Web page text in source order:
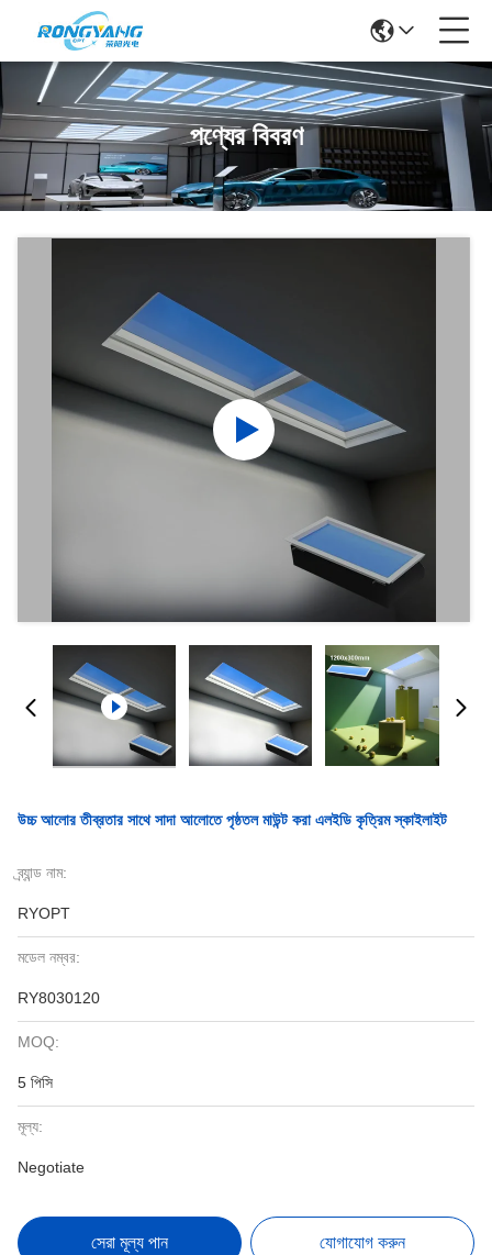
পণ্যের বিবরণ
উচ্চ আলোর তীব্রতার সাথে সাদা আলোতে পৃষ্ঠতল মাউন্ট করা এলইডি কৃত্রিম স্কাইলাইট
ব্র্যান্ড নাম:
RYOPT
মডেল নম্বর:
RY8030120
MOQ:
5 পিসি
মূল্য:
Negotiate
সেরা মূল্য পান যোগাযোগ করুন